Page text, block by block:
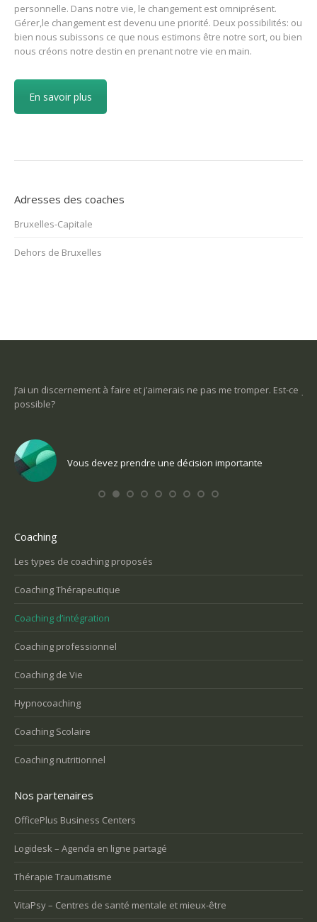
personnelle. Dans notre vie, le changement est omniprésent.
Gérer,le changement est devenu une priorité. Deux possibilités: ou
bien nous subissons ce que nous estimons être notre sort, ou bien
nous créons notre destin en prenant notre vie en main.
En savoir plus
Adresses des coaches
Bruxelles-Capitale
Dehors de Bruxelles
tromper. Est-ce Je ne sais pas ce que je veux faire dans la vie :
Vous voulez trouver votre voix
Coaching
Les types de coaching proposés
Coaching Thérapeutique
Coaching d’intégration
Coaching professionnel
Coaching de Vie
Hypnocoaching
Coaching Scolaire
Coaching nutritionnel
Nos partenaires
OfficePlus Business Centers
Logidesk – Agenda en ligne partagé
Thérapie Traumatisme
VitaPsy – Centres de santé mentale et mieux-être